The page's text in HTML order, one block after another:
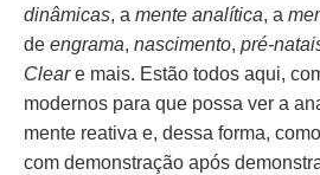
dinâmicas, a mente analítica, a
de engrama, nascimento, pré-
Cleare mais. Estão todos aqui,
modernos para que possa ver a
mente reativa e, dessa forma,
com demonstração após